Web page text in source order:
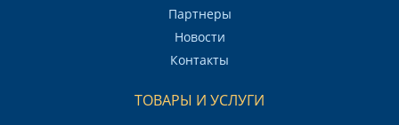
Партнеры
Новости
Контакты
ТОВАРЫ И УСЛУГИ